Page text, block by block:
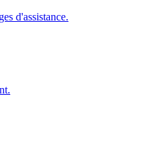
d'assistance.